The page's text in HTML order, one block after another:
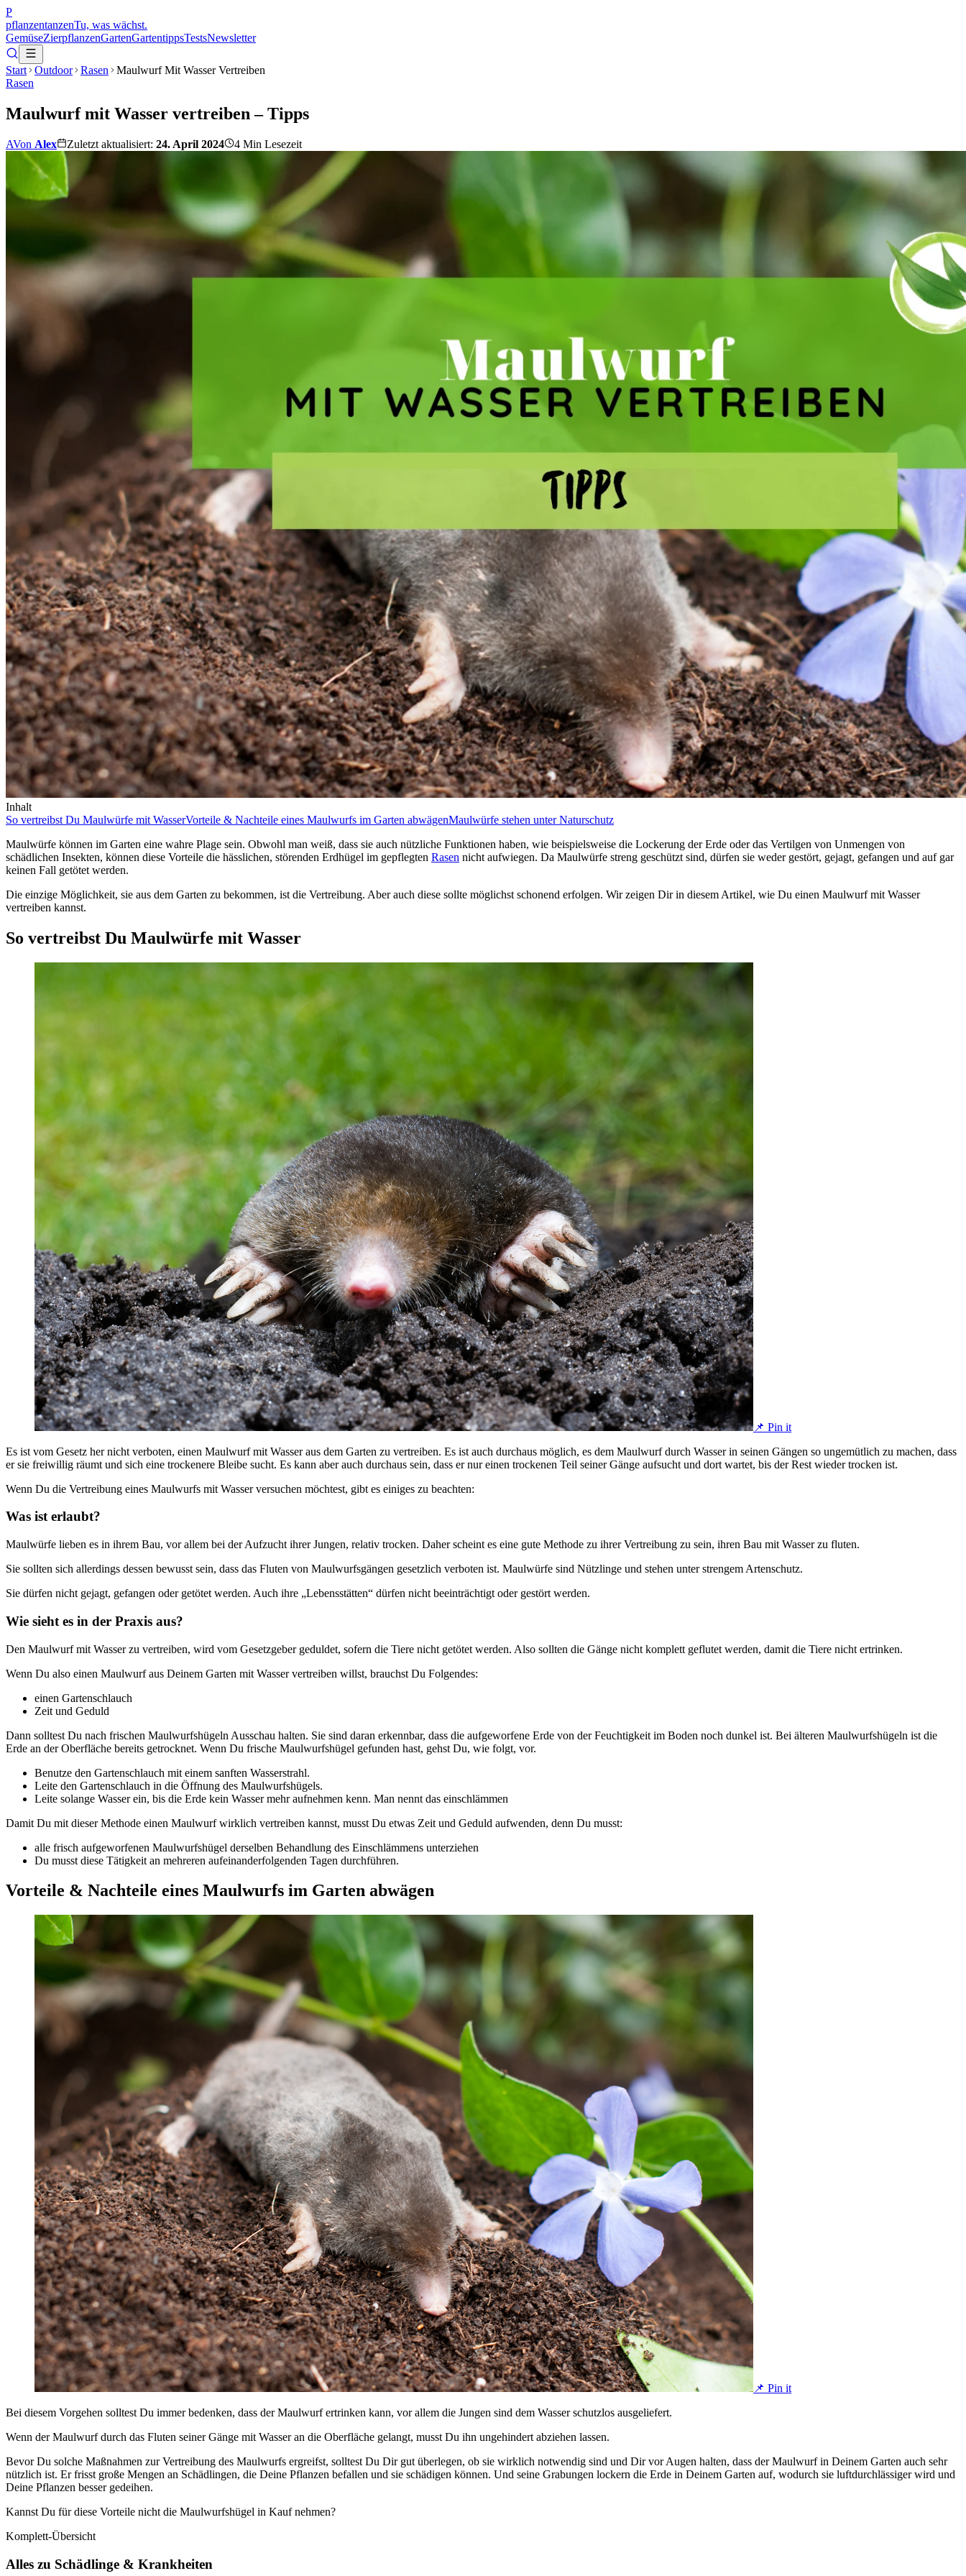
P
pflanzentanzenTu, was wächst.
GemüseZierpflanzenGartenGartentippsTestsNewsletter
Start Outdoor Rasen
Maulwurf Mit Wasser Vertreiben
Rasen
Maulwurf mit Wasser vertreiben – Tipps
AVon Alex Zuletzt aktualisiert: 24. April 2024 4 Min Lesezeit
Inhalt
So vertreibst Du Maulwürfe mit WasserVorteile & Nachteile eines Maulwurfs im Garten abwägenMaulwürfe stehen unter Naturschutz
Maulwürfe können im Garten eine wahre Plage sein. Obwohl man weiß, dass sie auch nützliche Funktionen haben, wie beispielsweise die Lockerung der Erde oder das Vertilgen von Unmengen von
schädlichen Insekten, können diese Vorteile die hässlichen, störenden Erdhügel im gepflegten Rasen nicht aufwiegen. Da Maulwürfe streng geschützt sind, dürfen sie weder gestört, gejagt, gefangen und auf gar
keinen Fall getötet werden.
Die einzige Möglichkeit, sie aus dem Garten zu bekommen, ist die Vertreibung. Aber auch diese sollte möglichst schonend erfolgen. Wir zeigen Dir in diesem Artikel, wie Du einen Maulwurf mit Wasser
vertreiben kannst.
So vertreibst Du Maulwürfe mit Wasser
📌 Pin it
Es ist vom Gesetz her nicht verboten, einen Maulwurf mit Wasser aus dem Garten zu vertreiben. Es ist auch durchaus möglich, es dem Maulwurf durch Wasser in seinen Gängen so ungemütlich zu machen, dass
er sie freiwillig räumt und sich eine trockenere Bleibe sucht. Es kann aber auch durchaus sein, dass er nur einen trockenen Teil seiner Gänge aufsucht und dort wartet, bis der Rest wieder trocken ist.
Wenn Du die Vertreibung eines Maulwurfs mit Wasser versuchen möchtest, gibt es einiges zu beachten:
Was ist erlaubt?
Maulwürfe lieben es in ihrem Bau, vor allem bei der Aufzucht ihrer Jungen, relativ trocken. Daher scheint es eine gute Methode zu ihrer Vertreibung zu sein, ihren Bau mit Wasser zu fluten.
Sie sollten sich allerdings dessen bewusst sein, dass das Fluten von Maulwurfsgängen gesetzlich verboten ist. Maulwürfe sind Nützlinge und stehen unter strengem Artenschutz.
Sie dürfen nicht gejagt, gefangen oder getötet werden. Auch ihre „Lebensstätten“ dürfen nicht beeinträchtigt oder gestört werden.
Wie sieht es in der Praxis aus?
Den Maulwurf mit Wasser zu vertreiben, wird vom Gesetzgeber geduldet, sofern die Tiere nicht getötet werden. Also sollten die Gänge nicht komplett geflutet werden, damit die Tiere nicht ertrinken.
Wenn Du also einen Maulwurf aus Deinem Garten mit Wasser vertreiben willst, brauchst Du Folgendes:
einen Gartenschlauch
Zeit und Geduld
Dann solltest Du nach frischen Maulwurfshügeln Ausschau halten. Sie sind daran erkennbar, dass die aufgeworfene Erde von der Feuchtigkeit im Boden noch dunkel ist. Bei älteren Maulwurfshügeln ist die
Erde an der Oberfläche bereits getrocknet. Wenn Du frische Maulwurfshügel gefunden hast, gehst Du, wie folgt, vor.
Benutze den Gartenschlauch mit einem sanften Wasserstrahl.
Leite den Gartenschlauch in die Öffnung des Maulwurfshügels.
Leite solange Wasser ein, bis die Erde kein Wasser mehr aufnehmen kenn. Man nennt das einschlämmen
Damit Du mit dieser Methode einen Maulwurf wirklich vertreiben kannst, musst Du etwas Zeit und Geduld aufwenden, denn Du musst:
alle frisch aufgeworfenen Maulwurfshügel derselben Behandlung des Einschlämmens unterziehen
Du musst diese Tätigkeit an mehreren aufeinanderfolgenden Tagen durchführen.
Vorteile & Nachteile eines Maulwurfs im Garten abwägen
📌 Pin it
Bei diesem Vorgehen solltest Du immer bedenken, dass der Maulwurf ertrinken kann, vor allem die Jungen sind dem Wasser schutzlos ausgeliefert.
Wenn der Maulwurf durch das Fluten seiner Gänge mit Wasser an die Oberfläche gelangt, musst Du ihn ungehindert abziehen lassen.
Bevor Du solche Maßnahmen zur Vertreibung des Maulwurfs ergreifst, solltest Du Dir gut überlegen, ob sie wirklich notwendig sind und Dir vor Augen halten, dass der Maulwurf in Deinem Garten auch sehr
nützlich ist. Er frisst große Mengen an Schädlingen, die Deine Pflanzen befallen und sie schädigen können. Und seine Grabungen lockern die Erde in Deinem Garten auf, wodurch sie luftdurchlässiger wird und
Deine Pflanzen besser gedeihen.
Kannst Du für diese Vorteile nicht die Maulwurfshügel in Kauf nehmen?
Komplett-Übersicht
Alles zu Schädlinge & Krankheiten